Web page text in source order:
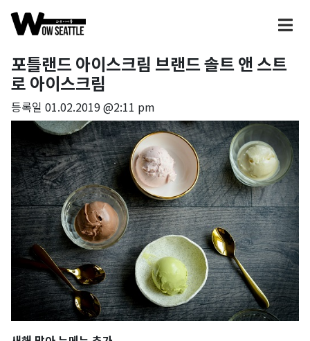
포틀랜드 아이스크림 브랜드 솔트 앤 스트
로 아이스크림
등록일 01.02.2019 @2:11 pm